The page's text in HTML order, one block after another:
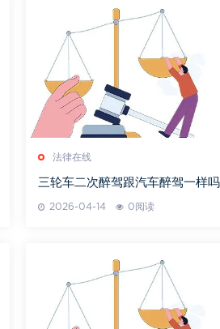
法律在线
三轮车二次醉驾跟汽车醉驾一样吗
2026-04-14 0阅读